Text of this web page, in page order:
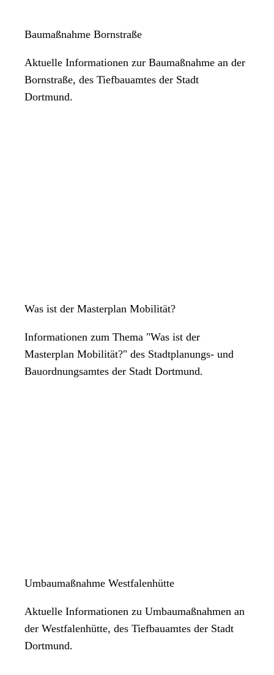
Baumaßnahme Bornstraße
Aktuelle Informationen zur Baumaßnahme an der
Bornstraße, des Tiefbauamtes der Stadt
Dortmund.
Was ist der Masterplan Mobilität?
Informationen zum Thema "Was ist der
Masterplan Mobilität?" des Stadtplanungs- und
Bauordnungsamtes der Stadt Dortmund.
Umbaumaßnahme Westfalenhütte
Aktuelle Informationen zu Umbaumaßnahmen an
der Westfalenhütte, des Tiefbauamtes der Stadt
Dortmund.